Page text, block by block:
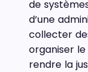
de
d’une
collecter
organiser
rendre la